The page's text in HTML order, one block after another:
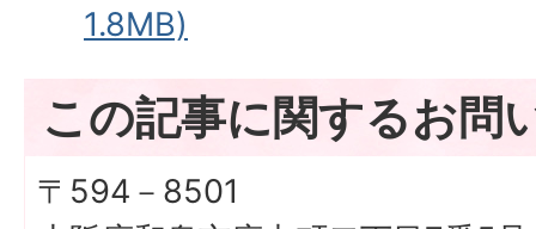
1.8MB)
この記事に関するお問
〒594－8501